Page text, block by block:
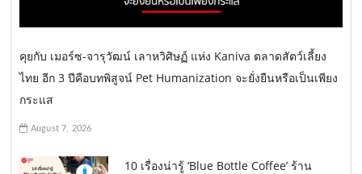
คุยกับ เมอร์ซ-จารุวัฒน์ เลาหวิศิษฏ์ แห่ง Kaniva ตลาดสัตว์เลี้ยง
ไทย อีก 3 ปีคือบทพิสูจน์ Pet Humanization จะยั่งยืนหรือเป็นเพียง
กระแส
August 7, 2026
10 เรื่องน่ารู้ ‘Blue Bottle Coffee’ ร้าน